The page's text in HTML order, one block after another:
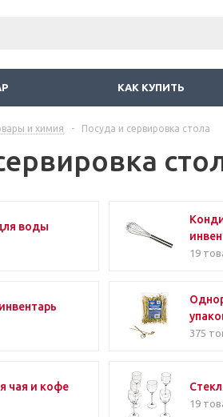
КАК КУПИТЬ
и химия - Посуда и сервировка стола
воды
19
375
чая и кофе
19